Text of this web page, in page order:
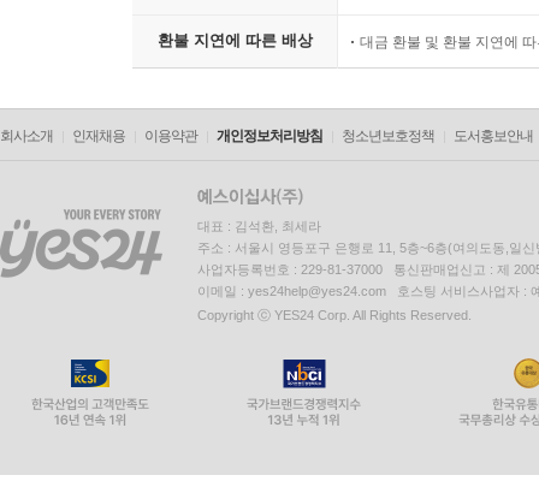
환불 지연에 따른 배상 대금 환불 및 환불 지연에
회사소개 인재채용 이용약관 개인정보처리방침 청소년보호정책 도서홍보안내
대표 : 김석환, 최세라
주소 : 서울시 영등포구 은행로 11, 5층~6층(여의도동,일신
사업자등록번호 : 229-81-37000 통신판매업신고 : 제
이메일 : yes24help@yes24.com 호스팅 서비스사업자 :
Copyright ⓒ YES24 Corp. All Rights Reserved.